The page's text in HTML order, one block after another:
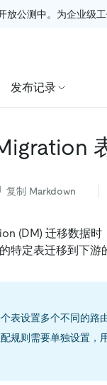
放公测中。为企业级
发布记录
复制 Markdown
(DM) 迁移数据
特定表迁移到下游
表设置多个不同的路
规则需要单独设置，